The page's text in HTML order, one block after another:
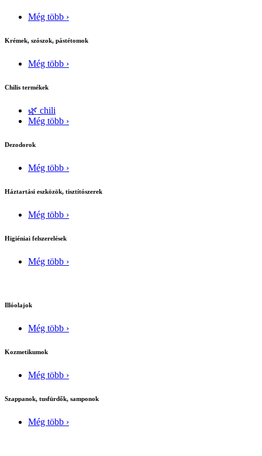
Még több ›
Krémek, szószok, pástétomok
Még több ›
Chilis termékek
🌿 chili
Még több ›
Dezodorok
Még több ›
Háztartási eszközök, tisztítószerek
Még több ›
Higiéniai felszerelések
Még több ›
Illóolajok
Még több ›
Kozmetikumok
Még több ›
Szappanok, tusfürdők, samponok
Még több ›